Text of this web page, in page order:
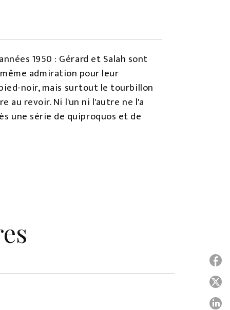
1950 : Gérard et Salah sont
admiration pour leur
noir, mais surtout le tourbillon
au revoir. Ni l'un ni l'autre ne l'a
une série de quiproquos et de